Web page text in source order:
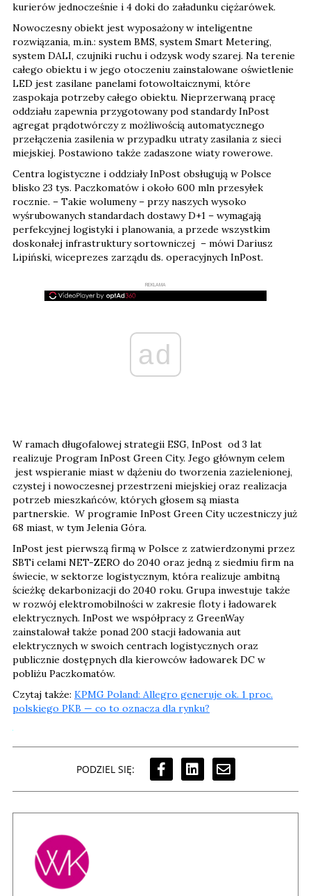
kurierów jednocześnie i 4 doki do załadunku ciężarówek.
Nowoczesny obiekt jest wyposażony w inteligentne
rozwiązania, m.in.: system BMS, system Smart Metering,
system DALI, czujniki ruchu i odzysk wody szarej. Na terenie
całego obiektu i w jego otoczeniu zainstalowane oświetlenie
LED jest zasilane panelami fotowoltaicznymi, które
zaspokaja potrzeby całego obiektu. Nieprzerwaną pracę
oddziału zapewnia przygotowany pod standardy InPost
agregat prądotwórczy z możliwością automatycznego
przełączenia zasilenia w przypadku utraty zasilania z sieci
miejskiej. Postawiono także zadaszone wiaty rowerowe.
Centra logistyczne i oddziały InPost obsługują w Polsce
blisko 23 tys. Paczkomatów i około 600 mln przesyłek
rocznie. – Takie wolumeny – przy naszych wysoko
wyśrubowanych standardach dostawy D+1 – wymagają
perfekcyjnej logistyki i planowania, a przede wszystkim
doskonałej infrastruktury sortowniczej – mówi Dariusz
Lipiński, wiceprezes zarządu ds. operacyjnych InPost.
REKLAMA
ad
W ramach długofalowej strategii ESG, InPost od 3 lat
realizuje Program InPost Green City. Jego głównym celem
jest wspieranie miast w dążeniu do tworzenia zazielenionej,
czystej i nowoczesnej przestrzeni miejskiej oraz realizacja
potrzeb mieszkańców, których głosem są miasta
partnerskie. W programie InPost Green City uczestniczy już
68 miast, w tym Jelenia Góra.
InPost jest pierwszą firmą w Polsce z zatwierdzonymi przez
SBTi celami NET-ZERO do 2040 oraz jedną z siedmiu firm na
świecie, w sektorze logistycznym, która realizuje ambitną
ścieżkę dekarbonizacji do 2040 roku. Grupa inwestuje także
w rozwój elektromobilności w zakresie floty i ładowarek
elektrycznych. InPost we współpracy z GreenWay
zainstalował także ponad 200 stacji ładowania aut
elektrycznych w swoich centrach logistycznych oraz
publicznie dostępnych dla kierowców ładowarek DC w
pobliżu Paczkomatów.
Czytaj także: KPMG Poland: Allegro generuje ok. 1 proc.
polskiego PKB — co to oznacza dla rynku?
PODZIEL SIĘ: